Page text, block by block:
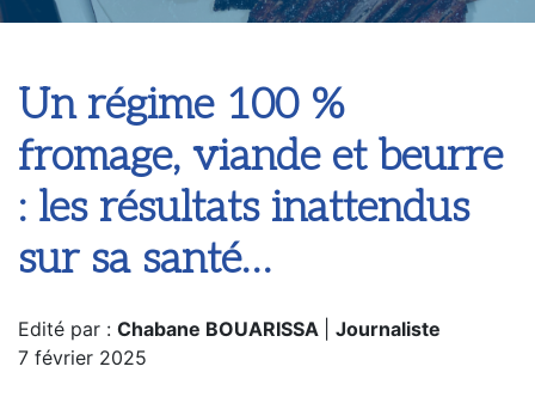
Un régime 100 %
fromage, viande et beurre
: les résultats inattendus
sur sa santé…
Edité par : Chabane BOUARISSA
Journaliste
7 février 2025